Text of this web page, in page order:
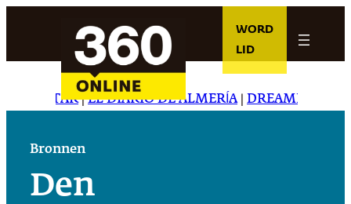
WORD
LID
STAR|EL DIARIO DE ALMERÍA|DREAMING IN
Bronnen
Den